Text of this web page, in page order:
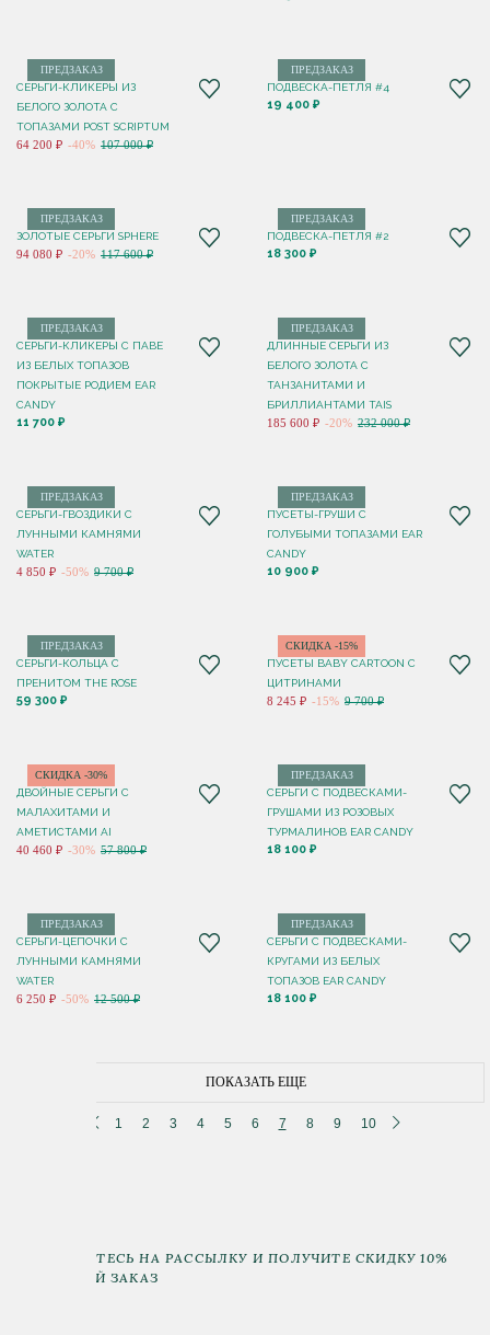
ПРЕДЗАКАЗ
СЕРЬГИ-КЛИКЕРЫ ИЗ
БЕЛОГО ЗОЛОТА С
ТОПАЗАМИ POST SCRIPTUM
64 200 ₽ -40% 107 000 ₽
ПРЕДЗАКАЗ
ПОДВЕСКА-ПЕТЛЯ #4
19 400 ₽
ПРЕДЗАКАЗ
ЗОЛОТЫЕ СЕРЬГИ SPHERE
94 080 ₽ -20% 117 600 ₽
ПРЕДЗАКАЗ
ПОДВЕСКА-ПЕТЛЯ #2
18 300 ₽
ПРЕДЗАКАЗ
СЕРЬГИ-КЛИКЕРЫ С ПАВЕ
ИЗ БЕЛЫХ ТОПАЗОВ
ПОКРЫТЫЕ РОДИЕМ EAR
CANDY
11 700 ₽
ПРЕДЗАКАЗ
ДЛИННЫЕ СЕРЬГИ ИЗ
БЕЛОГО ЗОЛОТА С
ТАНЗАНИТАМИ И
БРИЛЛИАНТАМИ TAIS
185 600 ₽ -20% 232 000 ₽
ПРЕДЗАКАЗ
СЕРЬГИ-ГВОЗДИКИ С
ЛУННЫМИ КАМНЯМИ
WATER
4 850 ₽ -50% 9 700 ₽
ПРЕДЗАКАЗ
ПУСЕТЫ-ГРУШИ С
ГОЛУБЫМИ ТОПАЗАМИ EAR
CANDY
10 900 ₽
ПРЕДЗАКАЗ
СЕРЬГИ-КОЛЬЦА С
ПРЕНИТОМ THE ROSE
59 300 ₽
СКИДКА -15%
ПУСЕТЫ BABY CARTOON С
ЦИТРИНАМИ
8 245 ₽ -15% 9 700 ₽
СКИДКА -30%
ДВОЙНЫЕ СЕРЬГИ С
МАЛАХИТАМИ И
АМЕТИСТАМИ AI
40 460 ₽ -30% 57 800 ₽
ПРЕДЗАКАЗ
СЕРЬГИ С ПОДВЕСКАМИ-
ГРУШАМИ ИЗ РОЗОВЫХ
ТУРМАЛИНОВ EAR CANDY
18 100 ₽
ПРЕДЗАКАЗ
СЕРЬГИ-ЦЕПОЧКИ С
ЛУННЫМИ КАМНЯМИ
WATER
6 250 ₽ -50% 12 500 ₽
ПРЕДЗАКАЗ
СЕРЬГИ С ПОДВЕСКАМИ-
КРУГАМИ ИЗ БЕЛЫХ
ТОПАЗОВ EAR CANDY
18 100 ₽
ПОКАЗАТЬ ЕЩЕ
1 2 3 4 5 6 7 8 9 10
ПОДПИШИТЕСЬ НА РАССЫЛКУ И ПОЛУЧИТЕ СКИДКУ 10%
НА ПЕРВЫЙ ЗАКАЗ